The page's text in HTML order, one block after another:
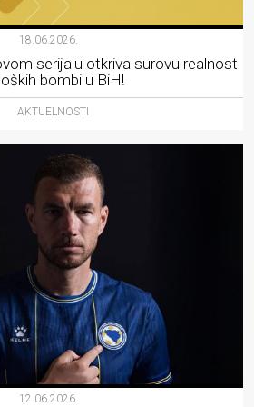
18.06.2026.
serijalu otkriva surovu realnost
bombi u BiH!
AKTUELNOSTI
12.06.2026.